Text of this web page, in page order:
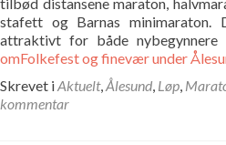
stafett og Barnas minimaraton.
attraktivt for både nybegynnere
omFolkefest og finevær under
Skrevet iAktuelt,Ålesund, Løp,
kommentar